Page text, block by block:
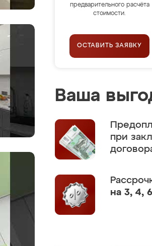
предварительного расчёта
стоимости.
ОСТАВИТЬ ЗАЯВКУ
Ваша
при
на 3, 4,